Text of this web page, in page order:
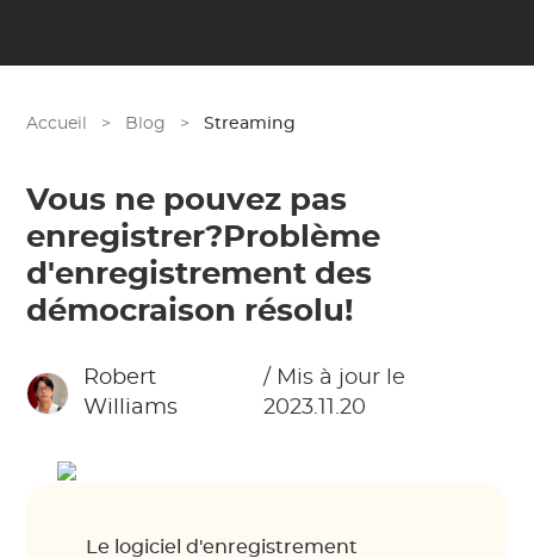
Accueil > Blog > Streaming
Vous ne pouvez pas
enregistrer?Problème
d'enregistrement des
démocraison résolu!
Robert
Williams
/ Mis à jour le
2023.11.20
Le logiciel d'enregistrement